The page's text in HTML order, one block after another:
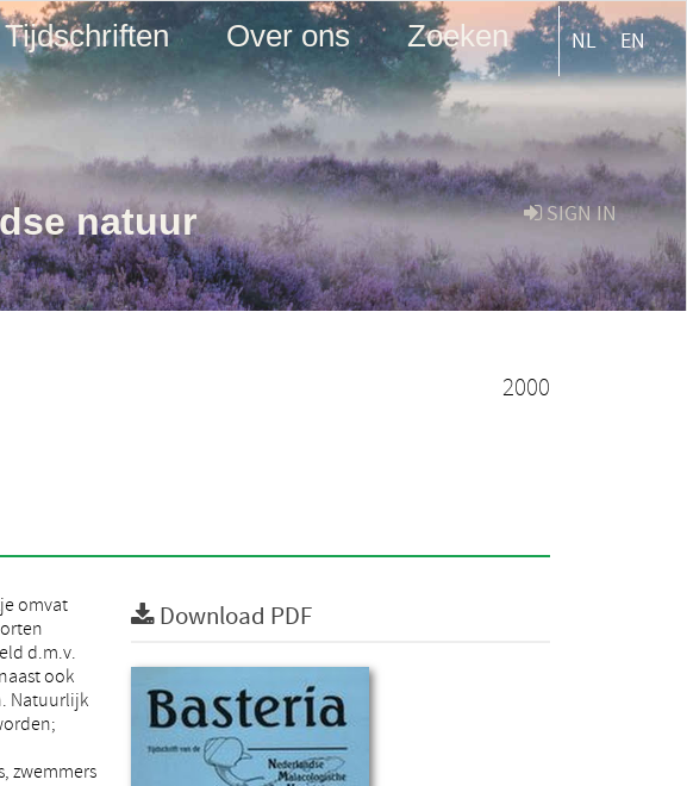
Tijdschriften Over ons Zoeken NL EN
SIGN IN
natuur
2000
Download PDF